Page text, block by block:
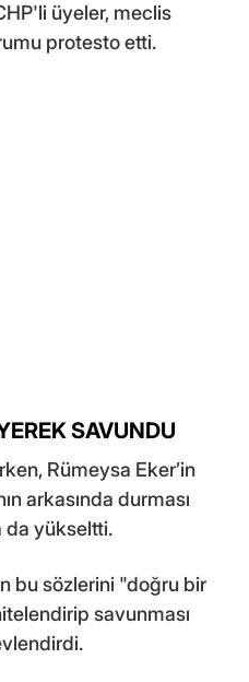
üyeler, meclis
protesto etti.
SAVUNDU
Rümeysa Eker’in
arkasında durması
da yükseltti.
bu sözlerini "doğru bir
savunması